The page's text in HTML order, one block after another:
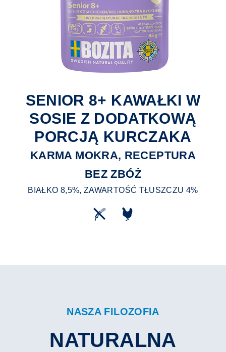
SENIOR 8+ KAWAŁKI W
SOSIE Z DODATKOWĄ
PORCJĄ KURCZAKA
KARMA MOKRA, RECEPTURA
BEZ ZBÓŻ
BIAŁKO 8,5%, ZAWARTOŚĆ TŁUSZCZU 4%
NASZA FILOZOFIA
NATURALNA